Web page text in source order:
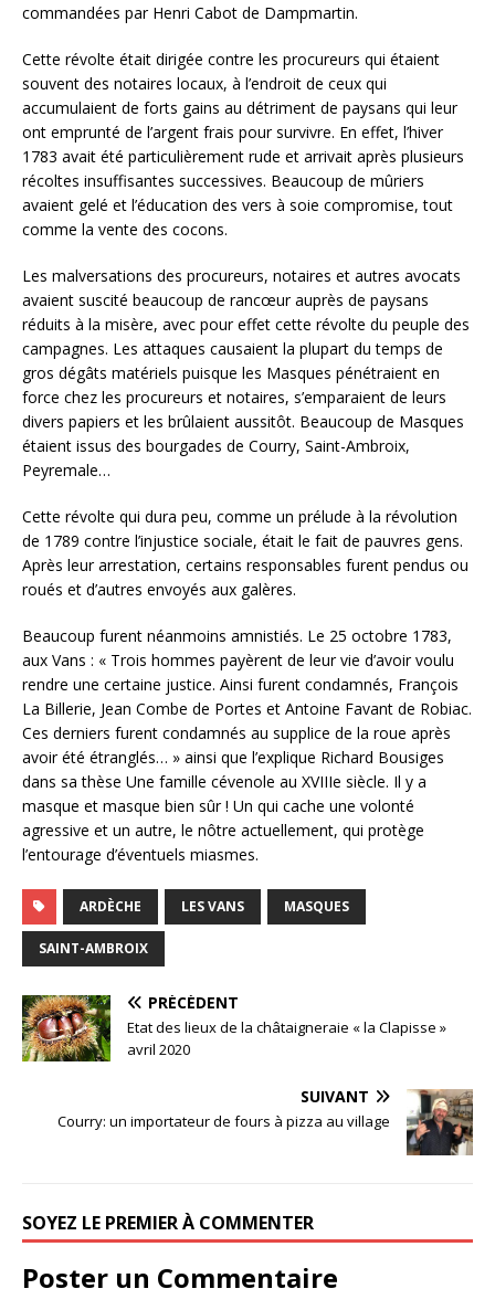
commandées par Henri Cabot de Dampmartin.
Cette révolte était dirigée contre les procureurs qui étaient
souvent des notaires locaux, à l’endroit de ceux qui
accumulaient de forts gains au détriment de paysans qui leur
ont emprunté de l’argent frais pour survivre. En effet, l’hiver
1783 avait été particulièrement rude et arrivait après plusieurs
récoltes insuffisantes successives. Beaucoup de mûriers
avaient gelé et l’éducation des vers à soie compromise, tout
comme la vente des cocons.
Les malversations des procureurs, notaires et autres avocats
avaient suscité beaucoup de rancœur auprès de paysans
réduits à la misère, avec pour effet cette révolte du peuple des
campagnes. Les attaques causaient la plupart du temps de
gros dégâts matériels puisque les Masques pénétraient en
force chez les procureurs et notaires, s’emparaient de leurs
divers papiers et les brûlaient aussitôt. Beaucoup de Masques
étaient issus des bourgades de Courry, Saint-Ambroix,
Peyremale…
Cette révolte qui dura peu, comme un prélude à la révolution
de 1789 contre l’injustice sociale, était le fait de pauvres gens.
Après leur arrestation, certains responsables furent pendus ou
roués et d’autres envoyés aux galères.
Beaucoup furent néanmoins amnistiés. Le 25 octobre 1783,
aux Vans : « Trois hommes payèrent de leur vie d’avoir voulu
rendre une certaine justice. Ainsi furent condamnés, François
La Billerie, Jean Combe de Portes et Antoine Favant de Robiac.
Ces derniers furent condamnés au supplice de la roue après
avoir été étranglés… » ainsi que l’explique Richard Bousiges
dans sa thèse Une famille cévenole au XVIIIe siècle. Il y a
masque et masque bien sûr ! Un qui cache une volonté
agressive et un autre, le nôtre actuellement, qui protège
l’entourage d’éventuels miasmes.
ARDÈCHE LES VANS MASQUES
SAINT-AMBROIX
PRÉCÉDENT
Etat des lieux de la châtaigneraie « la Clapisse »
avril 2020
SUIVANT
Courry: un importateur de fours à pizza au village
SOYEZ LE PREMIER À COMMENTER
Poster un Commentaire